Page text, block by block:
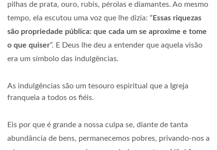
pilhas de prata, ouro, rubis, pérolas e diamantes. Ao mesmo
tempo, ela escutou uma voz que lhe dizia: “ Essas riquezas
são propriedade pública: que cada um se aproxime e tome
o que quiser”. E Deus lhe deu a entender que aquela visão
era um símbolo das indulgências.
As indulgências são um tesouro espiritual que a Igreja
franqueia a todos os fiéis.
Eis por que é grande a nossa culpa se, diante de tanta
abundância de bens, permanecemos pobres, privando-nos a